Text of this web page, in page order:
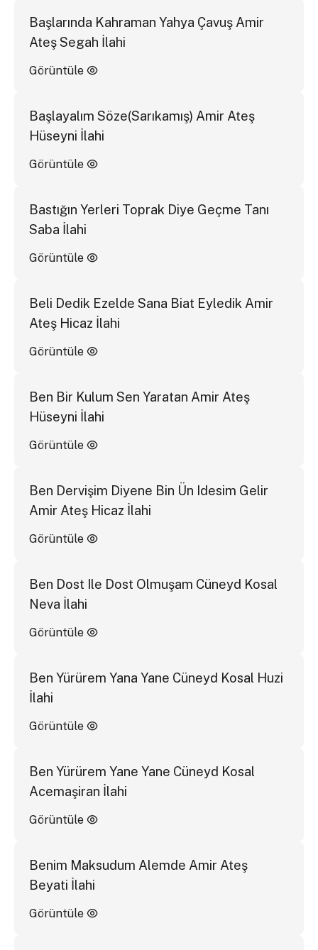
Başlarında Kahraman Yahya Çavuş Amir
Ateş Segah İlahi
Görüntüle
Başlayalım Söze(Sarıkamış) Amir Ateş
Hüseyni İlahi
Görüntüle
Bastığın Yerleri Toprak Diye Geçme Tanı
Saba İlahi
Görüntüle
Beli Dedik Ezelde Sana Biat Eyledik Amir
Ateş Hicaz İlahi
Görüntüle
Ben Bir Kulum Sen Yaratan Amir Ateş
Hüseyni İlahi
Görüntüle
Ben Dervişim Diyene Bin Ün Idesim Gelir
Amir Ateş Hicaz İlahi
Görüntüle
Ben Dost Ile Dost Olmuşam Cüneyd Kosal
Neva İlahi
Görüntüle
Ben Yürürem Yana Yane Cüneyd Kosal Huzi
İlahi
Görüntüle
Ben Yürürem Yane Yane Cüneyd Kosal
Acemaşiran İlahi
Görüntüle
Benim Maksudum Alemde Amir Ateş
Beyati İlahi
Görüntüle